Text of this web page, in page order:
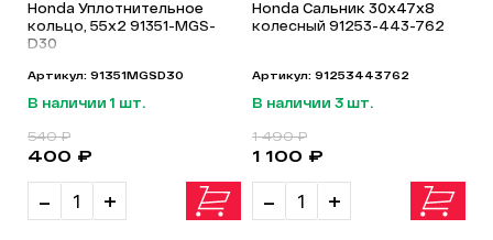
Honda Уплотнительное
кольцо, 55x2 91351-MGS-
D30
Артикул: 91351MGSD30
В наличии 1 шт.
- +
400 ₽
540 ₽
Honda Сальник 30х47х8
колесный 91253-443-762
Артикул: 91253443762
В наличии 3 шт.
- +
1 100 ₽
1 490 ₽